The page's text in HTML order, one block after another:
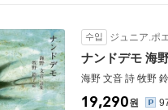
수입 ジュニア.ポ
ナンドデモ 海
海野 文音 詩 牧野
19,290원